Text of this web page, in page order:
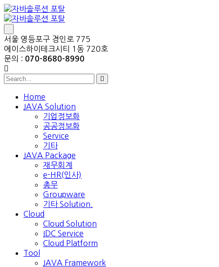
서울 영등포구 경인로 775
에이스하이테크시티 1동 720호
문의 : 070-8680-8990
Home
JAVA Solution
기업정보화
공공정보화
Service
기타
JAVA Package
재무회계
e-HR(인사)
총무
Groupware
기타 Solution.
Cloud
Cloud Solution
IDC Service
Cloud Platform
Tool
JAVA Framework